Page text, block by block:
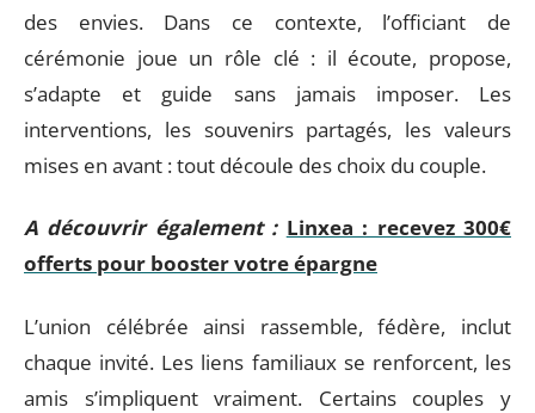
des envies. Dans ce contexte, l’officiant de
cérémonie joue un rôle clé : il écoute, propose,
s’adapte et guide sans jamais imposer. Les
interventions, les souvenirs partagés, les valeurs
mises en avant : tout découle des choix du couple.
A découvrir également : Linxea : recevez 300€
offerts pour booster votre épargne
L’union célébrée ainsi rassemble, fédère, inclut
chaque invité. Les liens familiaux se renforcent, les
amis s’impliquent vraiment. Certains couples y